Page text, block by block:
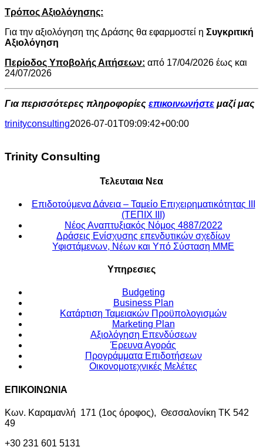
Τρόπος Αξιολόγησης:
Για την αξιολόγηση της Δράσης θα εφαρμοστεί η Συγκριτική
Αξιολόγηση
Περίοδος Υποβολής Αιτήσεων: από 17/04/2026 έως και
24/07/2026
Για περισσότερες πληροφορίες επικοινωνήστε μαζί μας
trinityconsulting2026-07-01T09:09:42+00:00
Trinity Consulting
Τελευταια Νεα
Επιδοτούμενα Δάνεια – Ταμείο Επιχειρηματικότητας ΙΙΙ
(ΤΕΠΙΧ ΙΙΙ)
Νέος Αναπτυξιακός Νόμος 4887/2022
Δράσεις Ενίσχυσης επενδυτικών σχεδίων
Υφιστάμενων, Νέων και Υπό Σύσταση ΜΜΕ
Υπηρεσιες
Budgeting
Business Plan
Kατάρτιση Ταμειακών Προϋπολογισμών
Marketing Plan
Αξιολόγηση Επενδύσεων
Έρευνα Αγοράς
Προγράμματα Επιδοτήσεων
Οικονομοτεχνικές Μελέτες
ΕΠΙΚΟΙΝΩΝΙΑ
Κων. Καραμανλή 171 (1ος όροφος), Θεσσαλονίκη ΤΚ 542
49
+30 231 601 5131